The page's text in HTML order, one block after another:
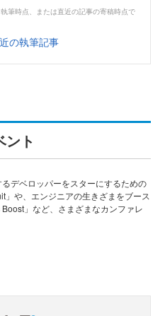
筆時点、または直近の記事の寄稿時点で
の執筆記事
ント
デベロッパーをスターにするための
や、エンジニアの生きざまをブース
」など、さまざまなカンファレ